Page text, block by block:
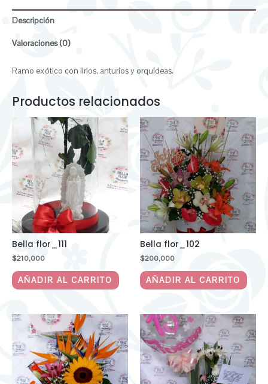
Descripción
Valoraciones (0)
Ramo exótico con lirios, anturios y orquídeas.
Productos relacionados
Bella flor_111
$210,000
AÑADIR AL CARRITO
Bella flor_102
$200,000
AÑADIR AL CARRITO